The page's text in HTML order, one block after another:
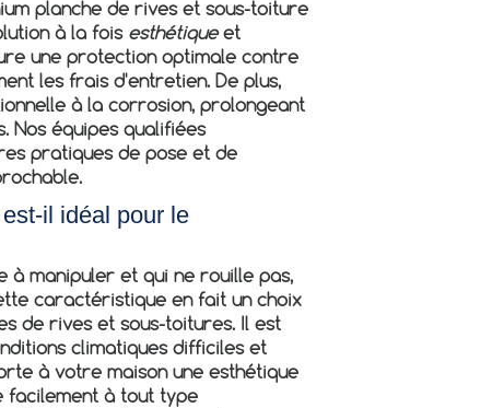
planche de rives et sous-toiture
à la fois esthétiqueet
une protection optimale contre
les frais d'entretien. De plus,
à la corrosion, prolongeant
Nos équipes qualifiées
pratiques de pose et de
il idéal pour le
à manipuler et qui ne rouille pas,
caractéristique en fait un choix
de rives et sous-toitures. Il est
climatiques difficiles et
à votre maison une esthétique
facilement à tout type